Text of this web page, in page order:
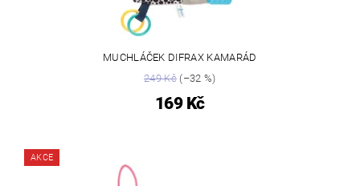
MUCHLÁČEK DIFRAX KAMARÁD
249 Kč(–32 %)
169 Kč
AKCE